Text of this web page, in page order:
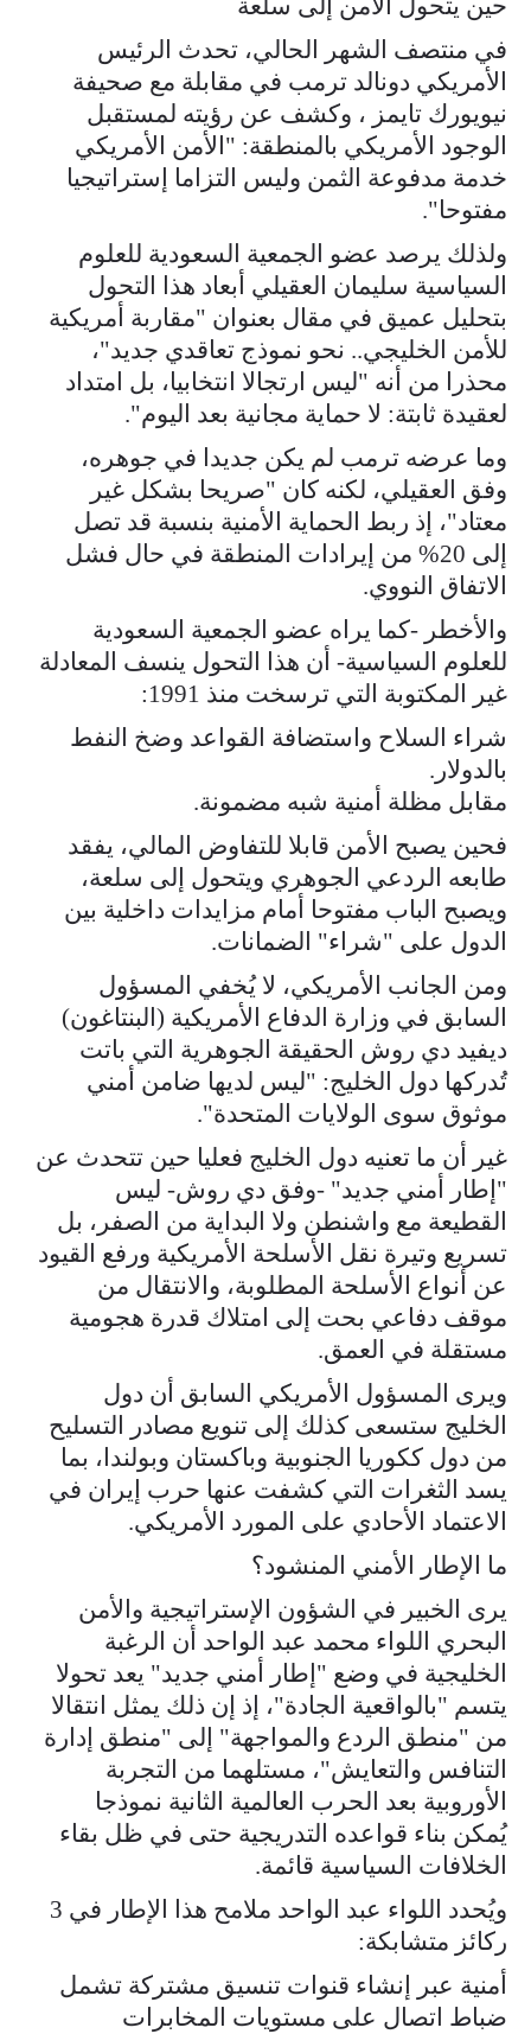
حين يتحول الأمن إلى سلعة
في منتصف الشهر الحالي، تحدث الرئيس
الأمريكي دونالد ترمب في مقابلة مع صحيفة
نيويورك تايمز ، وكشف عن رؤيته لمستقبل
الوجود الأمريكي بالمنطقة: "الأمن الأمريكي
خدمة مدفوعة الثمن وليس التزاما إستراتيجيا
مفتوحا".
ولذلك يرصد عضو الجمعية السعودية للعلوم
السياسية سليمان العقيلي أبعاد هذا التحول
بتحليل عميق في مقال بعنوان "مقاربة أمريكية
للأمن الخليجي.. نحو نموذج تعاقدي جديد"،
محذرا من أنه "ليس ارتجالا انتخابيا، بل امتداد
لعقيدة ثابتة: لا حماية مجانية بعد اليوم".
وما عرضه ترمب لم يكن جديدا في جوهره،
وفق العقيلي، لكنه كان "صريحا بشكل غير
معتاد"، إذ ربط الحماية الأمنية بنسبة قد تصل
إلى 20% من إيرادات المنطقة في حال فشل
الاتفاق النووي.
والأخطر -كما يراه عضو الجمعية السعودية
للعلوم السياسية- أن هذا التحول ينسف المعادلة
غير المكتوبة التي ترسخت منذ 1991:
شراء السلاح واستضافة القواعد وضخ النفط
بالدولار.
مقابل مظلة أمنية شبه مضمونة.
فحين يصبح الأمن قابلا للتفاوض المالي، يفقد
طابعه الردعي الجوهري ويتحول إلى سلعة،
ويصبح الباب مفتوحا أمام مزايدات داخلية بين
الدول على "شراء" الضمانات.
ومن الجانب الأمريكي، لا يُخفي المسؤول
السابق في وزارة الدفاع الأمريكية (البنتاغون)
ديفيد دي روش الحقيقة الجوهرية التي باتت
تُدركها دول الخليج: "ليس لديها ضامن أمني
موثوق سوى الولايات المتحدة".
غير أن ما تعنيه دول الخليج فعليا حين تتحدث عن
"إطار أمني جديد" -وفق دي روش- ليس
القطيعة مع واشنطن ولا البداية من الصفر، بل
تسريع وتيرة نقل الأسلحة الأمريكية ورفع القيود
عن أنواع الأسلحة المطلوبة، والانتقال من
موقف دفاعي بحت إلى امتلاك قدرة هجومية
مستقلة في العمق.
ويرى المسؤول الأمريكي السابق أن دول
الخليج ستسعى كذلك إلى تنويع مصادر التسليح
من دول ككوريا الجنوبية وباكستان وبولندا، بما
يسد الثغرات التي كشفت عنها حرب إيران في
الاعتماد الأحادي على المورد الأمريكي.
ما الإطار الأمني المنشود؟
يرى الخبير في الشؤون الإستراتيجية والأمن
البحري اللواء محمد عبد الواحد أن الرغبة
الخليجية في وضع "إطار أمني جديد" يعد تحولا
يتسم "بالواقعية الجادة"، إذ إن ذلك يمثل انتقالا
من "منطق الردع والمواجهة" إلى "منطق إدارة
التنافس والتعايش"، مستلهما من التجربة
الأوروبية بعد الحرب العالمية الثانية نموذجا
يُمكن بناء قواعده التدريجية حتى في ظل بقاء
الخلافات السياسية قائمة.
ويُحدد اللواء عبد الواحد ملامح هذا الإطار في 3
ركائز متشابكة:
أمنية عبر إنشاء قنوات تنسيق مشتركة تشمل
ضباط اتصال على مستويات المخابرات